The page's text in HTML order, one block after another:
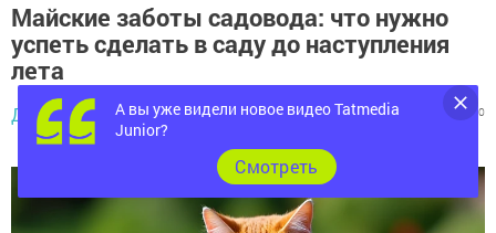
Майские заботы садовода: что нужно
успеть сделать в саду до наступления
лета
Диана Салихзанова, 30 апреля 2025 -
16:45
928 0 0
А вы уже видели новое видео Tatmedia
Junior?
Cмотреть